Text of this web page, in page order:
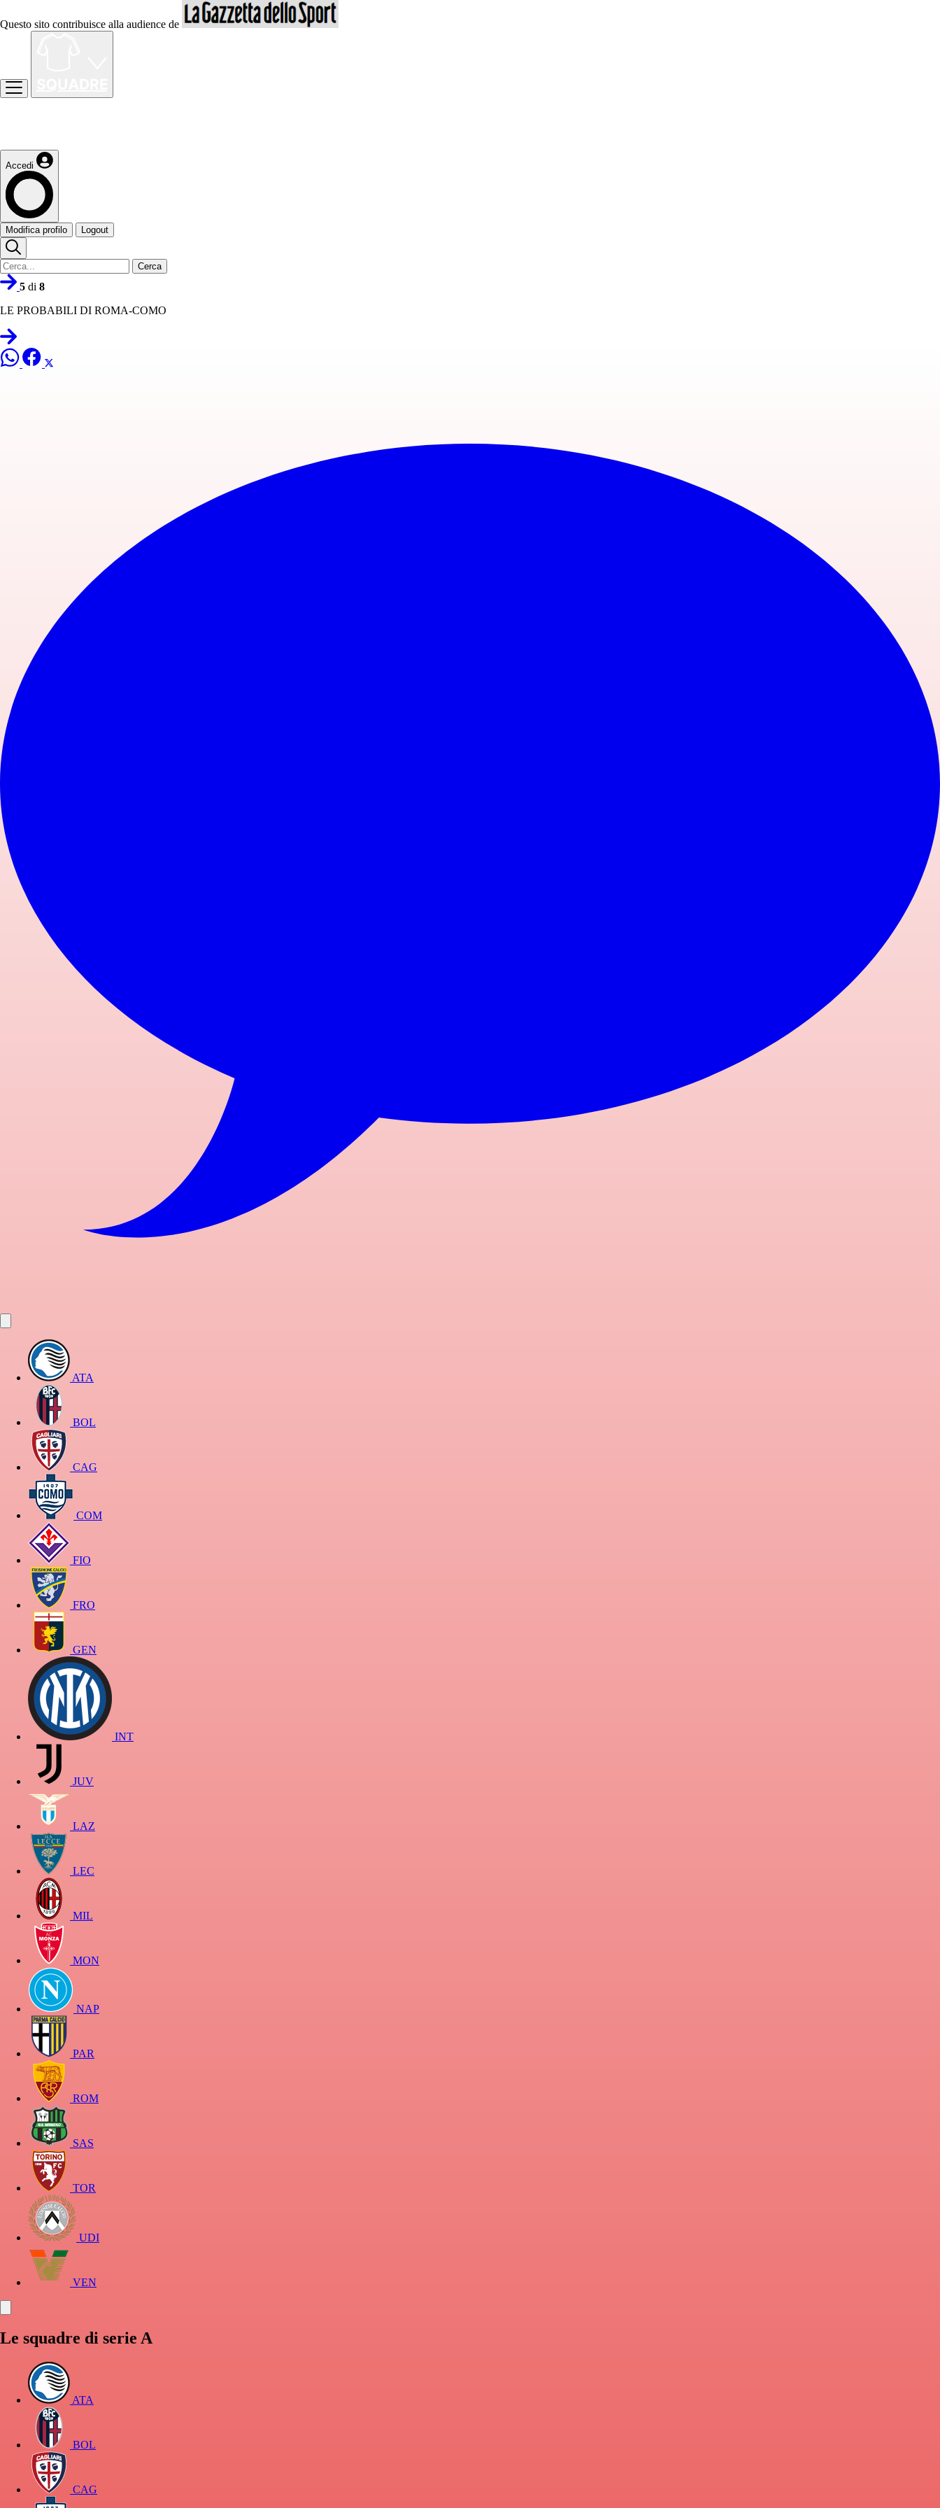
Questo sito contribuisce alla audience de
Accedi
Modifica profilo Logout
Cerca
5 di 8
LE PROBABILI DI ROMA-COMO
ATA
BOL
CAG
COM
FIO
FRO
GEN
INT
JUV
LAZ
LEC
MIL
MON
NAP
PAR
ROM
SAS
TOR
UDI
VEN
Le squadre di serie A
ATA
BOL
CAG